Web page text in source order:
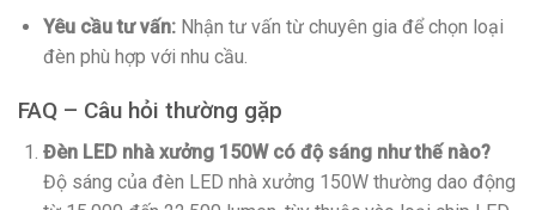
Yêu cầu tư vấn:Nhận tư vấn từ chuyên gia để chọn loại
đèn phù hợp với nhu cầu.
FAQ – Câu hỏi thường gặp
Đèn LED nhà xưởng 150W có độ sáng như thế nào?
Độ sáng của đèn LED nhà xưởng 150W thường dao động